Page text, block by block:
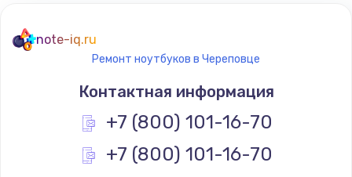
note-iq.ru
Ремонт ноутбуков в Череповце
Контактная информация
+7 (800) 101-16-70
+7 (800) 101-16-70